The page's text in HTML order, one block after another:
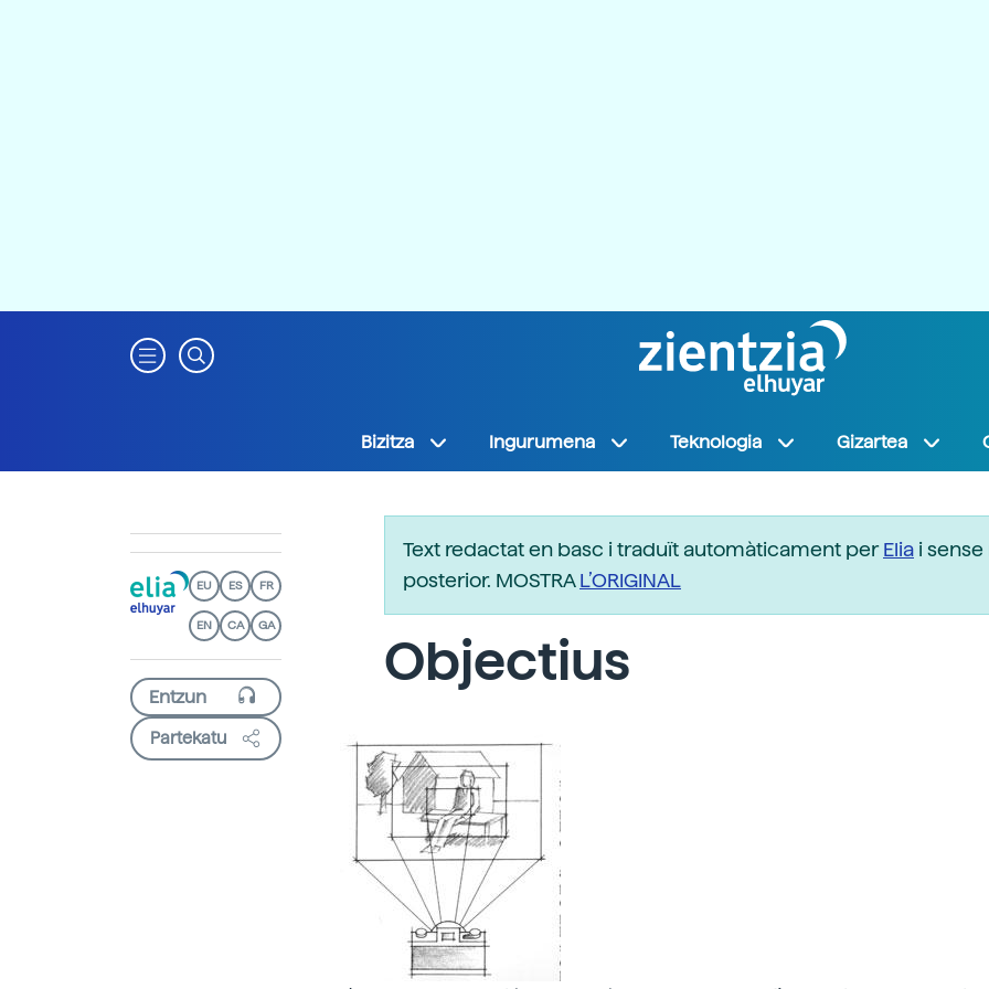
Bizitza Ingurumena Teknologia Gizartea
EU ES FR
EN CA GA
Partekatu
Text redactat en basc i traduït automàticament perElia i
posterior. MOSTRAL’ORIGINAL
Objectius